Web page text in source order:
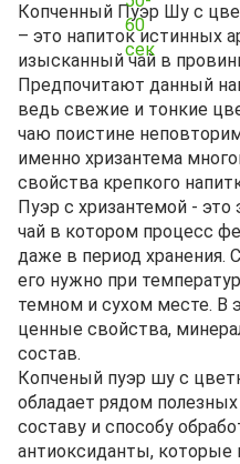
Копченный Пуэр Шу с
– это напиток истинных
изысканный чай в
Предпочитают данный
ведь свежие и тонкие
чаю поистине
именно хризантема
свойства крепкого
Пуэр с хризантемой -
чай в котором процесс
даже в период хранения.
его нужно при
темном и сухом месте. В
ценные свойства,
состав.
Копченый пуэр шу с
обладает рядом
составу и способу
антиоксиданты,